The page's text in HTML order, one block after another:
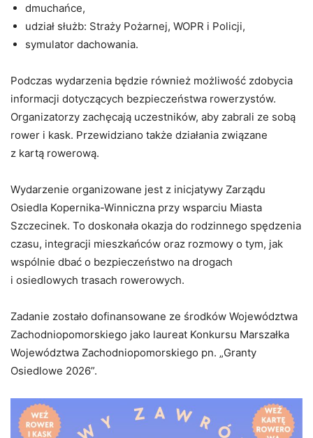
dmuchańce,
udział służb: Straży Pożarnej, WOPR i Policji,
symulator dachowania.
Podczas wydarzenia będzie również możliwość zdobycia
informacji dotyczących bezpieczeństwa rowerzystów.
Organizatorzy zachęcają uczestników, aby zabrali ze sobą
rower i kask. Przewidziano także działania związane
z kartą rowerową.
Wydarzenie organizowane jest z inicjatywy Zarządu
Osiedla Kopernika-Winniczna przy wsparciu Miasta
Szczecinek. To doskonała okazja do rodzinnego spędzenia
czasu, integracji mieszkańców oraz rozmowy o tym, jak
wspólnie dbać o bezpieczeństwo na drogach
i osiedlowych trasach rowerowych.
Zadanie zostało dofinansowane ze środków Województwa
Zachodniopomorskiego jako laureat Konkursu Marszałka
Województwa Zachodniopomorskiego pn. „Granty
Osiedlowe 2026”.